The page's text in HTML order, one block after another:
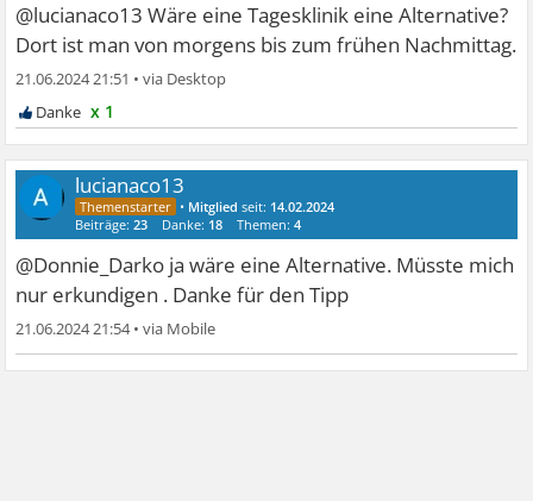
@lucianaco13 Wäre eine Tagesklinik eine Alternative?
Dort ist man von morgens bis zum frühen Nachmittag.
21.06.2024 21:51 •
x 1
lucianaco13
• Mitglied seit: 14.02.2024
Beiträge:23 Danke: 18 Themen:4
@Donnie_Darko ja wäre eine Alternative. Müsste mich
nur erkundigen . Danke für den Tipp
21.06.2024 21:54•